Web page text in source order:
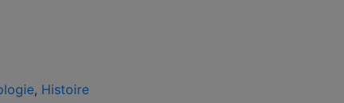
, Histoire